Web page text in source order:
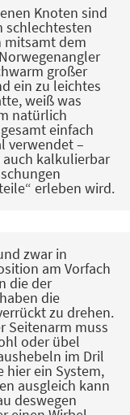
Knoten sind
schlechtesten
mitsamt dem
großer
ein zu leichtes
weiß was
natürlich
einfach
verwendet –
auch kalkulierbar
erleben wird.
zwar in
am Vorfach
die der
die
zu drehen.
Seitenarm muss
oder übel
im Dril
hier ein System,
ausgleich kann
deswegen